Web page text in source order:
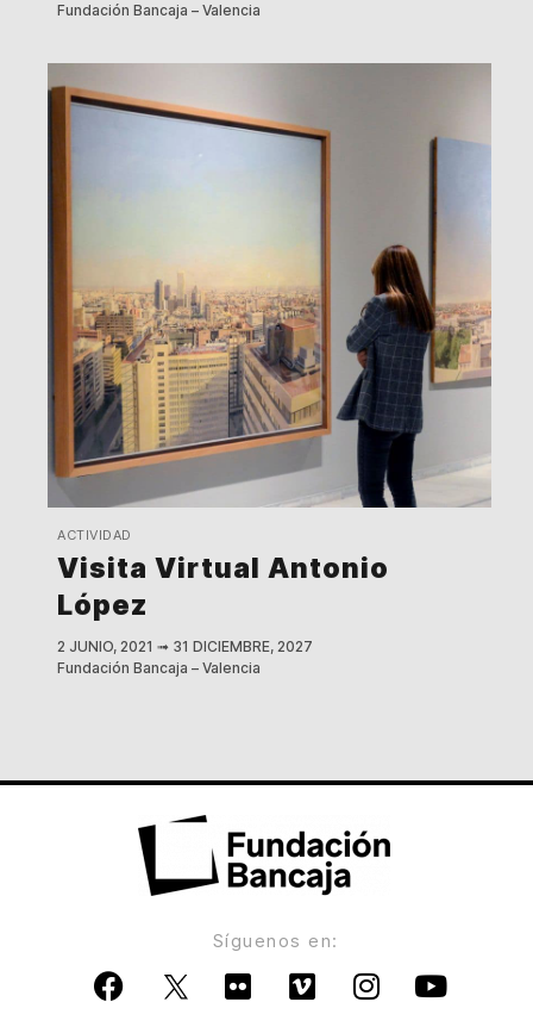
Fundación Bancaja – Valencia
ACTIVIDAD
Visita Virtual Antonio
López
2 JUNIO, 2021 ➟ 31 DICIEMBRE, 2027
Fundación Bancaja – Valencia
Síguenos en: